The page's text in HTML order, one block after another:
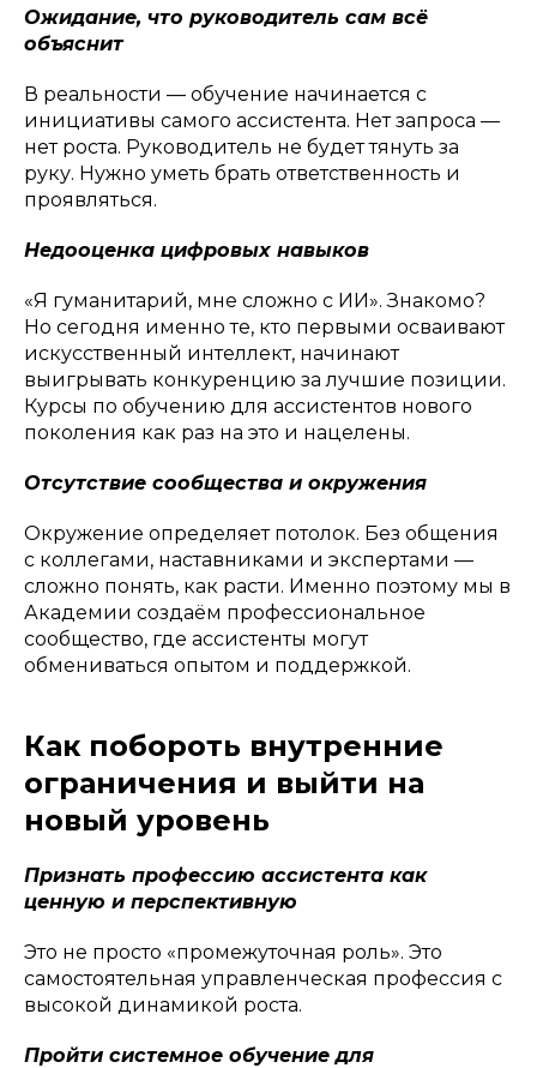
Ожидание, что руководитель сам всё
объяснит
В реальности — обучение начинается с
инициативы самого ассистента. Нет запроса —
нет роста. Руководитель не будет тянуть за
руку. Нужно уметь брать ответственность и
проявляться.
Недооценка цифровых навыков
«Я гуманитарий, мне сложно с ИИ». Знакомо?
Но сегодня именно те, кто первыми осваивают
искусственный интеллект, начинают
выигрывать конкуренцию за лучшие позиции.
Курсы по обучению для ассистентов нового
поколения как раз на это и нацелены.
Отсутствие сообщества и окружения
Окружение определяет потолок. Без общения
с коллегами, наставниками и экспертами —
сложно понять, как расти. Именно поэтому мы в
Академии создаём профессиональное
сообщество, где ассистенты могут
обмениваться опытом и поддержкой.
Как побороть внутренние
ограничения и выйти на
новый уровень
Признать профессию ассистента как
ценную и перспективную
Это не просто «промежуточная роль». Это
самостоятельная управленческая профессия с
высокой динамикой роста.
Пройти системное обучение для